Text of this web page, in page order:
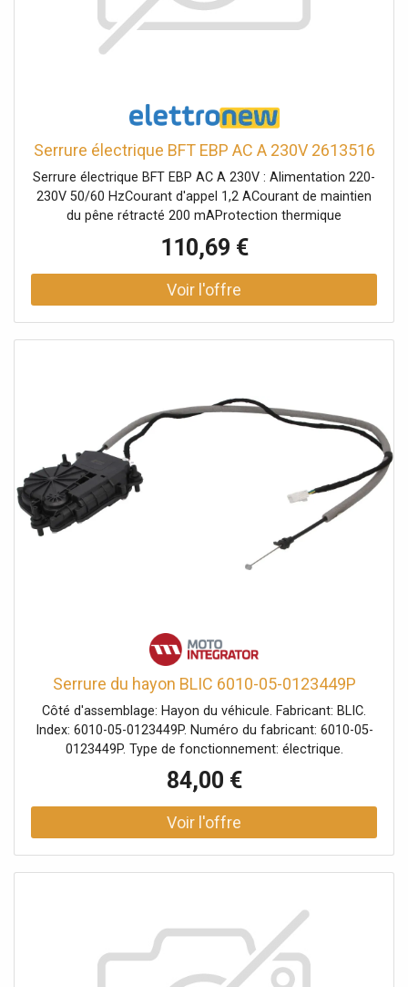
Serrure électrique BFT EBP AC A 230V 2613516
Serrure électrique BFT EBP AC A 230V : Alimentation 220-
230V 50/60 HzCourant d'appel 1,2 ACourant de maintien
du pêne rétracté 200 mAProtection thermique
OuiTempérature de fonctionnement -20 à 55 °CDegré de
protection IP44
110,69 €
Serrure du hayon BLIC 6010-05-0123449P
Côté d'assemblage: Hayon du véhicule. Fabricant: BLIC.
Index: 6010-05-0123449P. Numéro du fabricant: 6010-05-
0123449P. Type de fonctionnement: électrique.
84,00 €